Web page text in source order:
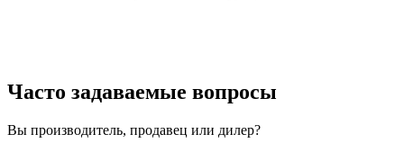
Часто задаваемые вопросы
Вы производитель, продавец или дилер?